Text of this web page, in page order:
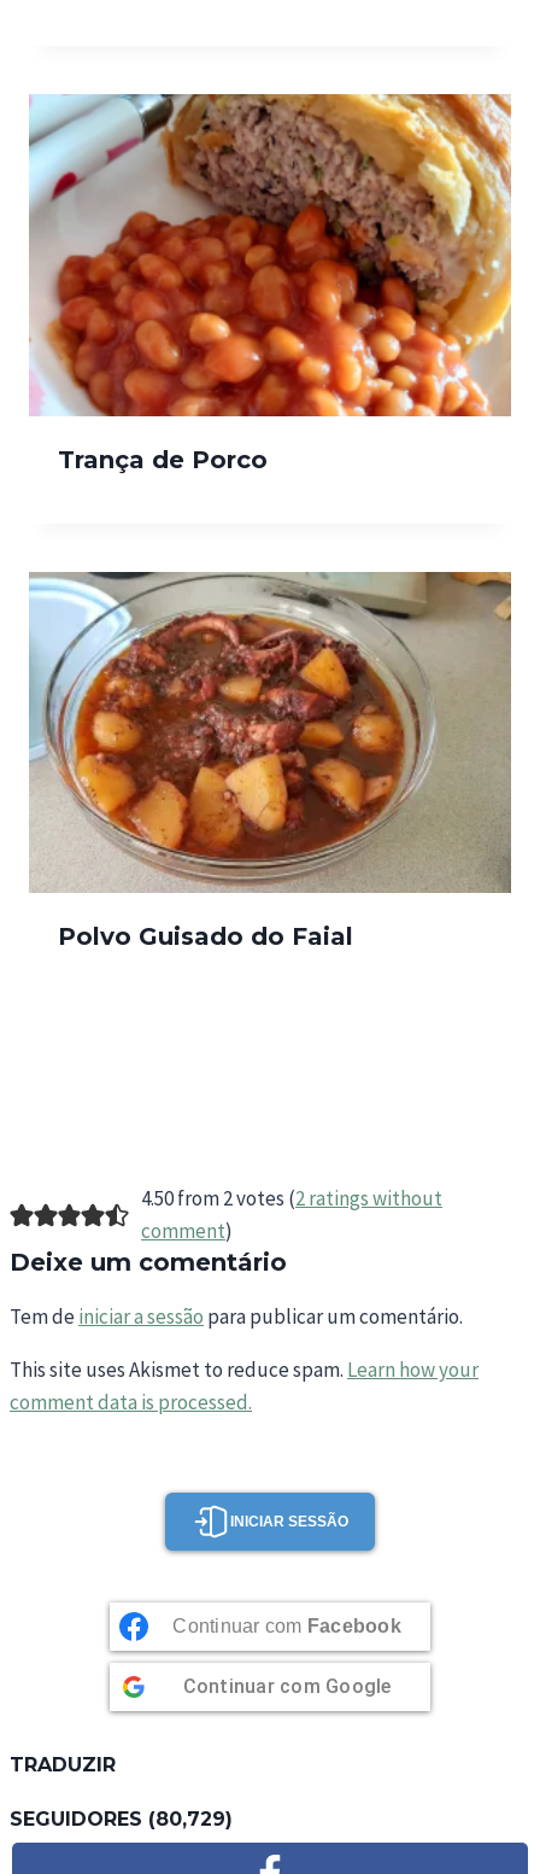
Trança de Porco
Polvo Guisado do Faial
4.50 from 2 votes (2 ratings without
comment)
Deixe um comentário
Tem deiniciar a sessão para publicar um comentário.
This site uses Akismet to reduce spam. Learn how your
comment data is processed.
INICIAR SESSÃO
Continuar com Facebook
Continuar com Google
TRADUZIR
SEGUIDORES (80,729)